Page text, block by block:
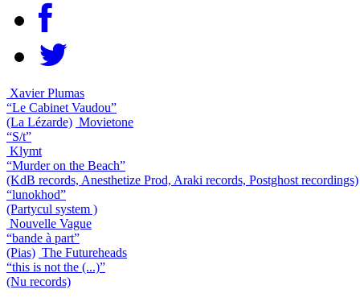
Xavier Plumas
“Le Cabinet Vaudou”
(La Lézarde) Movietone
“S/t”
Klymt
“Murder on the Beach”
(KdB records, Anesthetize Prod, Araki records, Postghost recordings)
“lunokhod”
(Partycul system )
Nouvelle Vague
“bande à part”
(Pias) The Futureheads
“this is not the (...)”
(Nu records)